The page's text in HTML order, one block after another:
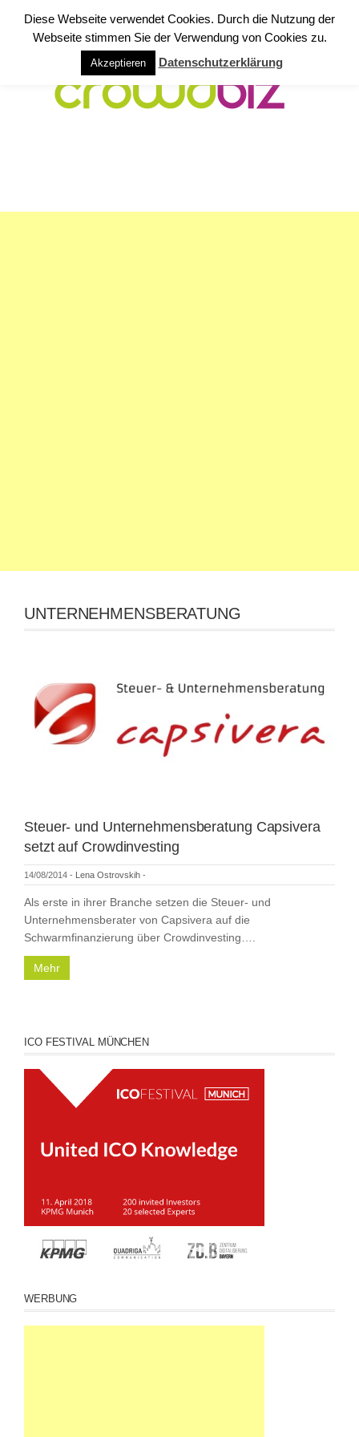
UNTERNEHMENSBERATUNG
Steuer- und Unternehmensberatung Capsivera
setzt auf Crowdinvesting
14/08/2014 - Lena Ostrovskih -
Als erste in ihrer Branche setzen die Steuer- und
Unternehmensberater von Capsivera auf die
Schwarmfinanzierung über Crowdinvesting….
Mehr
ICO FESTIVAL MÜNCHEN
WERBUNG
Diese Webseite verwendet Cookies. Durch die Nutzung der
Webseite stimmen Sie der Verwendung von Cookies zu.
Akzeptieren Datenschutzerklärung